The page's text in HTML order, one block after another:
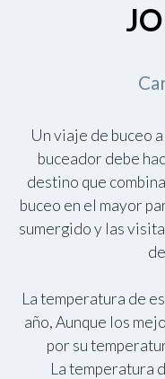
Un viaje de buceo
buceador debe
destino que
buceo en el mayor
sumergido y las
La temperatura de
año, Aunque los
por su
La temperatura